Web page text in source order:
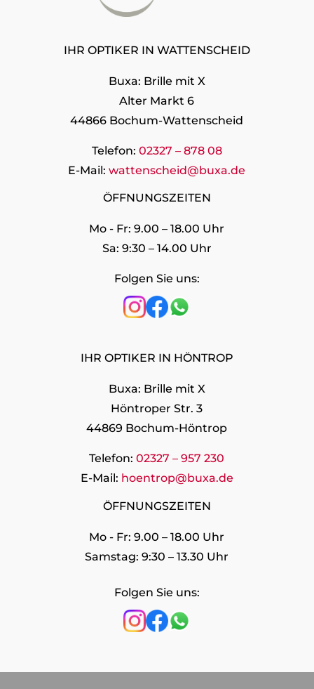
IHR OPTIKER IN WATTENSCHEID
Buxa: Brille mit X
Alter Markt 6
44866 Bochum-Wattenscheid
Telefon: 02327 – 878 08
E-Mail: wattenscheid@buxa.de
ÖFFNUNGSZEITEN
Mo - Fr: 9.00 – 18.00 Uhr
Sa: 9:30 – 14.00 Uhr
Folgen Sie uns:
IHR OPTIKER IN HÖNTROP
Buxa: Brille mit X
Höntroper Str. 3
44869 Bochum-Höntrop
Telefon:02327 – 957 230
E-Mail: hoentrop@buxa.de
ÖFFNUNGSZEITEN
Mo - Fr: 9.00 – 18.00 Uhr
Samstag: 9:30 – 13.30 Uhr
Folgen Sie uns: